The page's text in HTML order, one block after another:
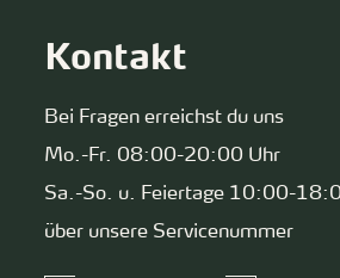
Kontakt
Bei Fragen erreichst du uns
Mo.-Fr. 08:00-20:00 Uhr
Sa.-So. u. Feiertage 10:00-
über unsere Servicenummer